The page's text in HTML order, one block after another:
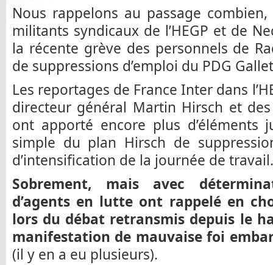
Nous rappelons au passage
militants syndicaux de l’HEGP et de
la récente grève des personnels de
de suppressions d’emploi du PDG
Les reportages de France Inter dans
directeur général Martin Hirsch et
ont apporté encore plus
simple du plan Hirsch de
d’intensification de la journée de travail.
Sobrement, mais avec
d’agents en lutte ont rappelé en
lors du débat retransmis depuis le
manifestation de mauvaise foi
(il y en a eu plusieurs).